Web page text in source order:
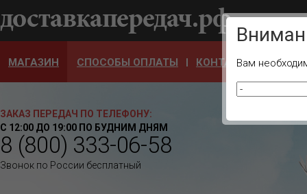
Ваш
МАГАЗИН СПОСОБЫ ОПЛАТЫ КОНТАКТЫ
ЗАКАЗ ПЕРЕДАЧ ПО ТЕЛЕФОНУ:
С 12:00 ДО 19:00 ПО БУДНИМ ДНЯМ
8 (800) 333-06-58
Звонок по России бесплатный
Вам